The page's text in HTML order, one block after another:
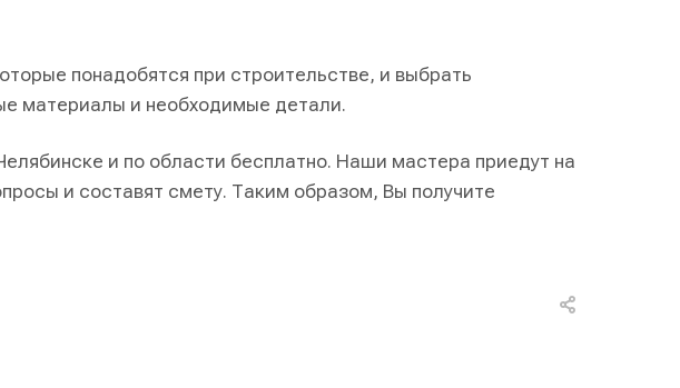
понадобятся при строительстве, и выбрать
материалы и необходимые детали.
и по области бесплатно. Наши мастера приедут на
и составят смету. Таким образом, Вы получите